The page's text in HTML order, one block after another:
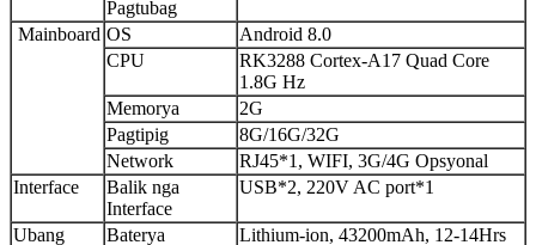
Pagtubag
Mainboard OS
Android 8.0
CPU
RK3288 Cortex-A17 Quad Core
1.8G Hz
Memorya
2G
Pagtipig
8G/16G/32G
Network
RJ45*1, WIFI, 3G/4G Opsyonal
Interface
Balik nga
Interface
USB*2, 220V AC port*1
Ubang
Baterya
Lithium-ion, 43200mAh, 12-14Hrs